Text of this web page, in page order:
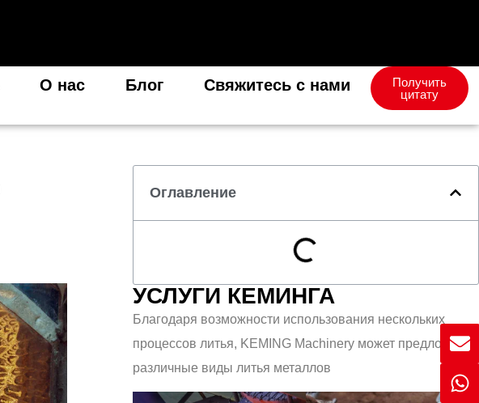
О нас Блог Свяжитесь с нами
Получить
цитату
Оглавление
УСЛУГИ КЕМИНГА
Благодаря возможности использования нескольких
процессов литья, KEMING Machinery может предложить
различные виды литья металлов